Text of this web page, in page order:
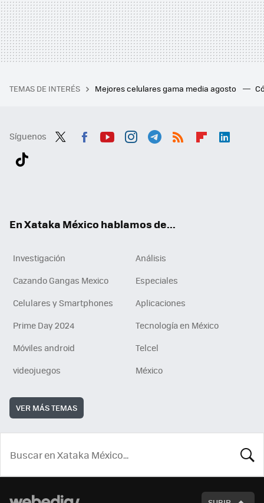
TEMAS DE INTERÉS Mejores celulares gama media agosto
Síguenos
En Xataka México hablamos de...
Investigación
Análisis
Cazando Gangas Mexico
Especiales
Celulares y Smartphones
Aplicaciones
Prime Day 2024
Tecnología en México
Móviles android
Telcel
videojuegos
México
VER MÁS TEMAS